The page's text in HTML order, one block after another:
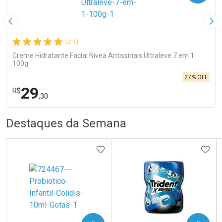
Imagem Anterior
(215)
Creme Hidratante Facial Nivea Antissinais Ultraleve 7 em 1
100g
R$29,30
27% OFF
Laboratório
Por Menos
Destaques da Semana
ADICIONAR AOS FAVORITOS